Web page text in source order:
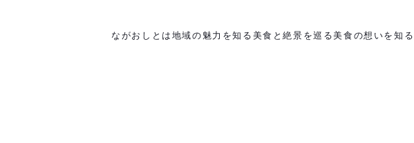
ながおしとは 地域の魅力を知る 美食と絶景を巡る美食の想いを知る